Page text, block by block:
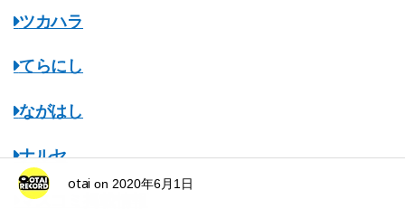
ツカハラ
てらにし
ながはし
ナルセ
マスコミ掲載情報
otai on 2020年6月1日